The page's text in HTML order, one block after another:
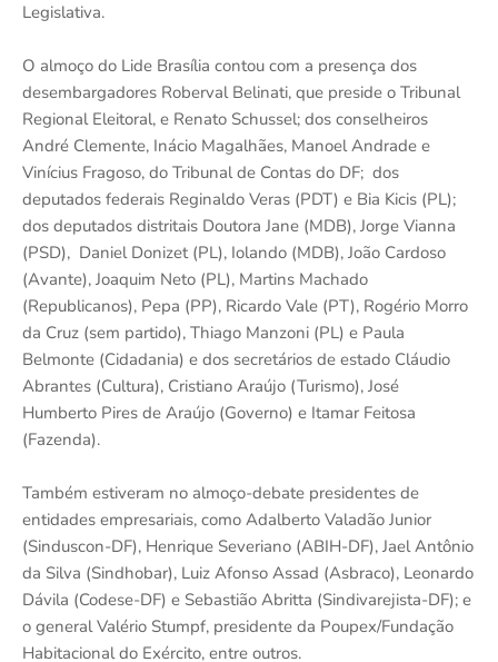
Legislativa.
O almoço do Lide Brasília contou com a presença dos
desembargadores Roberval Belinati, que preside o Tribunal
Regional Eleitoral, e Renato Schussel; dos conselheiros
André Clemente, Inácio Magalhães, Manoel Andrade e
Vinícius Fragoso, do Tribunal de Contas do DF; dos
deputados federais Reginaldo Veras (PDT) e Bia Kicis (PL);
dos deputados distritais Doutora Jane (MDB), Jorge Vianna
(PSD), Daniel Donizet (PL), Iolando (MDB), João Cardoso
(Avante), Joaquim Neto (PL), Martins Machado
(Republicanos), Pepa (PP), Ricardo Vale (PT), Rogério Morro
da Cruz (sem partido), Thiago Manzoni (PL) e Paula
Belmonte (Cidadania) e dos secretários de estado Cláudio
Abrantes (Cultura), Cristiano Araújo (Turismo), José
Humberto Pires de Araújo (Governo) e Itamar Feitosa
(Fazenda).
Também estiveram no almoço-debate presidentes de
entidades empresariais, como Adalberto Valadão Junior
(Sinduscon-DF), Henrique Severiano (ABIH-DF), Jael Antônio
da Silva (Sindhobar), Luiz Afonso Assad (Asbraco), Leonardo
Dávila (Codese-DF) e Sebastião Abritta (Sindivarejista-DF); e
o general Valério Stumpf, presidente da Poupex/Fundação
Habitacional do Exército, entre outros.